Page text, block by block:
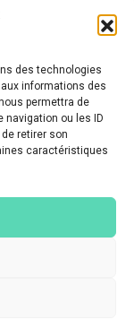
des technologies
informations des
permettra de
navigation ou les ID
retirer son
caractéristiques